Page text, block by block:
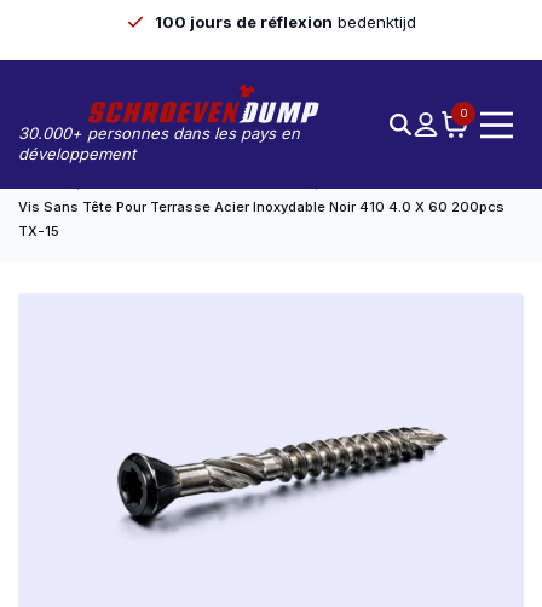
100 jours de réflexion bedenktijd
30.000+ personnes dans les pays en
développement
0
Vis Sans Tête Pour Terrasse Acier Inoxydable Noir 410 4.0 X 60 200pcs
TX-15